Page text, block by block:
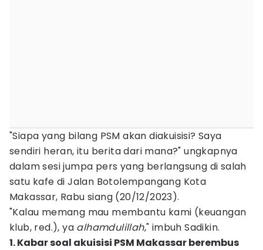
"Siapa yang bilang PSM akan diakuisisi? Saya
sendiri heran, itu berita dari mana?" ungkapnya
dalam sesi jumpa pers yang berlangsung di salah
satu kafe di Jalan Botolempangang Kota
Makassar, Rabu siang (20/12/2023).
"Kalau memang mau membantu kami (keuangan
klub, red.), ya alhamdulillah," imbuh Sadikin.
1. Kabar soal akuisisi PSM Makassar berembus